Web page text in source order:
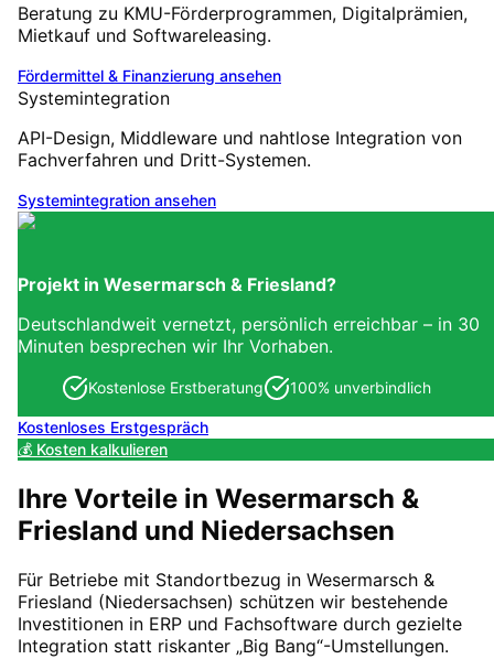
Beratung zu KMU-Förderprogrammen, Digitalprämien,
Mietkauf und Softwareleasing.
Fördermittel & Finanzierung ansehen
Systemintegration
API-Design, Middleware und nahtlose Integration von
Fachverfahren und Dritt-Systemen.
Systemintegration ansehen
Projekt in Wesermarsch & Friesland?
Deutschlandweit vernetzt, persönlich erreichbar – in 30
Minuten besprechen wir Ihr Vorhaben.
Kostenlose Erstberatung 100% unverbindlich
Kostenloses Erstgespräch
💰 Kosten kalkulieren
Ihre Vorteile in Wesermarsch &
Friesland und Niedersachsen
Für Betriebe mit Standortbezug in Wesermarsch &
Friesland (Niedersachsen) schützen wir bestehende
Investitionen in ERP und Fachsoftware durch gezielte
Integration statt riskanter „Big Bang“-Umstellungen.